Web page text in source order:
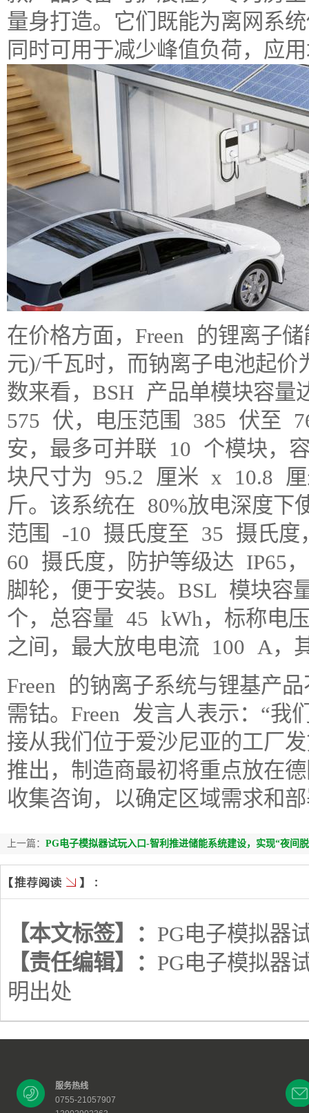
量身打造。它们既能为离网系
同时可用于减少峰值负荷，应
在价格方面，Freen 的锂离子
元)/千瓦时，而钠离子电池起
数来看，BSH 产品单模块容
575 伏，电压范围 385 伏至
安，最多可并联 10 个模块，
块尺寸为 95.2 厘米 x 10.8
斤。该系统在 80%放电深度
范围 -10 摄氏度至 35 摄氏度
60 摄氏度，防护等级达 IP65
脚轮，便于安装。BSL 模块容
个，总容量 45 kWh，标称
之间，最大放电电流 100 A，
Freen 的钠离子系统与锂基产
需钴。Freen 发言人表示：“我
接从我们位于爱沙尼亚的工厂
推出，制造商最初将重点放在
收集咨询，以确定区域需求和
上一篇： PG电子模拟器试玩入口-智利推进储能系统建设，实现“夜间
【本文标签】： PG电子模拟器
【责任编辑】： PG电子模拟器
明出处
服务热线
0755-21057907